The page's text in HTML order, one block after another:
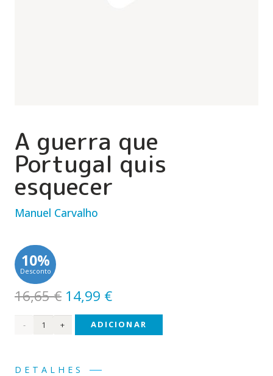
A guerra que
Portugal quis
esquecer
Manuel Carvalho
10%
Desconto
16,65€ O
preço
original
16,65 €.
14,99 €O
preço
atual
Quantidade
ADICIONAR
DETALHES